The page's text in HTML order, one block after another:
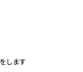
します